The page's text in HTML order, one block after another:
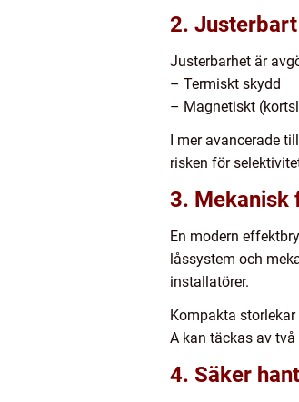
2.
Justerbarhet är
– Termiskt skydd
– Magnetiskt
I mer avancerade
risken för
3. Mekanisk
En modern
låssystem och
installatörer.
Kompakta
A kan täckas av
4. Säker